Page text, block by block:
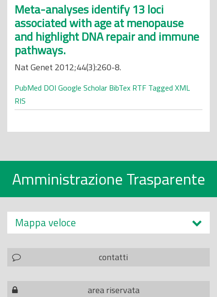
Meta-analyses identify 13 loci
associated with age at menopause
and highlight DNA repair and immune
pathways.
Nat Genet 2012;44(3):260-8.
PubMed DOI Google Scholar BibTex RTF Tagged XML
RIS
Amministrazione Trasparente
Mappa veloce
contatti
area riservata